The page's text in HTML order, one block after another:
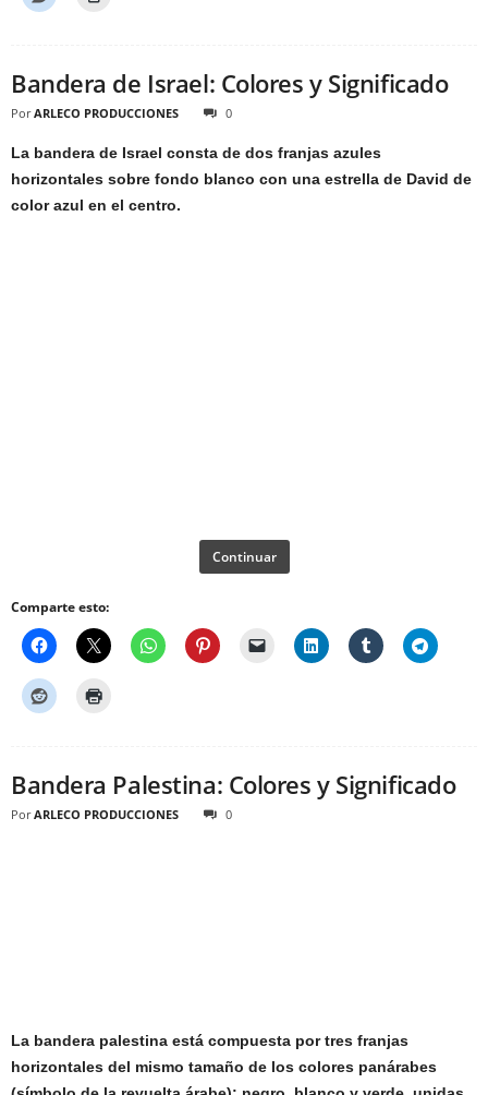
Bandera de Israel: Colores y Significado
Por ARLECO PRODUCCIONES 0
La bandera de Israel consta de dos franjas azules
horizontales sobre fondo blanco con una estrella de David de
color azul en el centro.
Continuar
Comparte esto:
Bandera Palestina: Colores y Significado
Por ARLECO PRODUCCIONES 0
La bandera palestina está compuesta por tres franjas
horizontales del mismo tamaño de los colores panárabes